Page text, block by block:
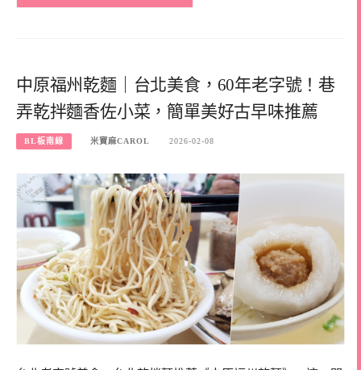
中原福州乾麵｜台北美食，60年老字號！巷
弄乾拌麵香佐小菜，簡單美好古早味推薦
BL板南線 米寶麻CAROL 2026-02-08